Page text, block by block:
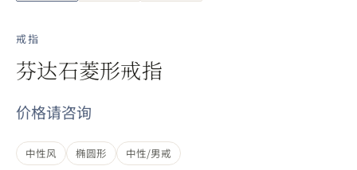
戒指
芬达石菱形戒指
价格请咨询
中性风 椭圆形 中性/男戒